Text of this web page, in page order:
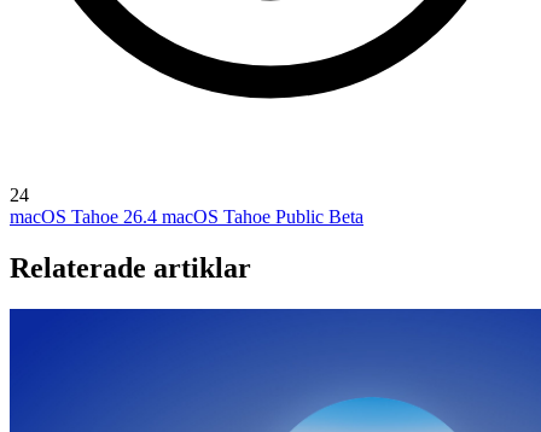
24
macOS Tahoe 26.4 macOS Tahoe Public Beta
Relaterade artiklar